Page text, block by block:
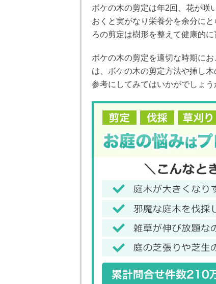
ボケの木の剪定は年2回、花が咲
おくと実がなり栄養分を余分に
ろの剪定は樹形を整えて健康的に
ボケの木の剪定を適切な時期に
は、ボケの木の剪定方法や挿し
参考にしてみてはいかがでしょう